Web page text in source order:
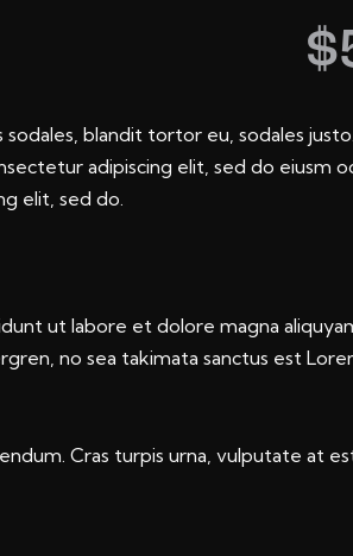
sodales, blandit tortor eu, sodales
adipiscing elit, sed do eiusm
elit, sed do.
ut labore et dolore magna
no sea takimata sanctus est
Cras turpis urna, vulputate at